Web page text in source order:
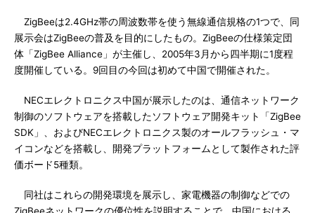
ZigBeeは2.4GHz帯の周波数帯を使う無線通信規格の1つで、同
展示会はZigBeeの普及を目的にしたもの。ZigBeeの仕様策定団
体「ZigBee Alliance」が主催し、2005年3月から四半期に1度程
度開催している。9回目の今回は初めて中国で開催された。
NECエレクトロニクス中国が展示したのは、通信ネットワーク
制御のソフトウェアを搭載したソフトウェア開発キット「ZigBee
SDK」、およびNECエレクトロニクス製のオールフラッシュ・マ
イコンなどを搭載し、開発プラットフォームとして製作された評
価ボード5種類。
同社はこれらの開発環境を展示し、家電機器の制御などでの